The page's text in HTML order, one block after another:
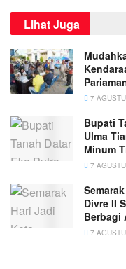
Lihat Juga
7
Bupati
Ulma
Minum
7
Divre II
Berbagi
7